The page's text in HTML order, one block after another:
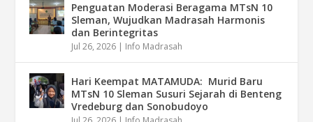
Penguatan Moderasi Beragama MTsN 10
Sleman, Wujudkan Madrasah Harmonis
dan Berintegritas
Jul 26, 2026 | Info Madrasah
Hari Keempat MATAMUDA: Murid Baru
MTsN 10 Sleman Susuri Sejarah di Benteng
Vredeburg dan Sonobudoyo